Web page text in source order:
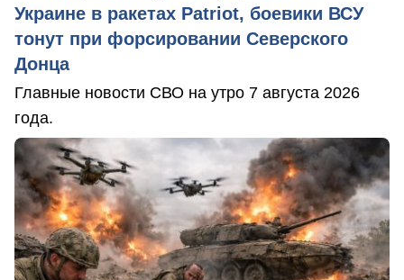
Украине в ракетах Patriot, боевики ВСУ
тонут при форсировании Северского
Донца
Главные новости СВО на утро 7 августа 2026
года.